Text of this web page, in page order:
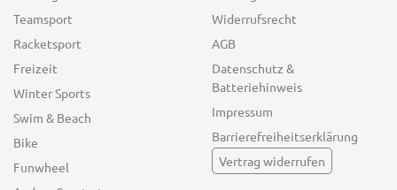
Teamsport
Racketsport
Freizeit
Winter Sports
Swim & Beach
Bike
Funwheel
Widerrufsrecht
AGB
Datenschutz &
Batteriehinweis
Impressum
Barrierefreiheitserklärung
Vertrag widerrufen